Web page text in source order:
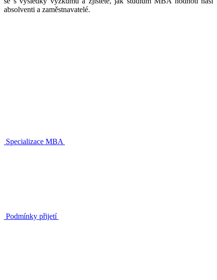
absolventi a zaměstnavatelé.
Specializace MBA
Podmínky přijetí